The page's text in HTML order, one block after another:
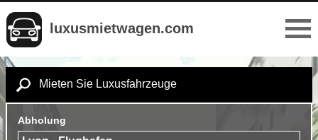
luxusmietwagen.com
Mieten Sie Luxusfahrzeuge
Abholung